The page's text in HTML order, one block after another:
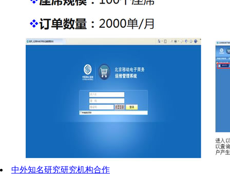
中外知名研究研究机构合作